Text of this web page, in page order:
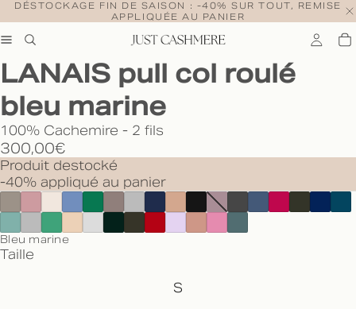
DÉSTOCKAGE FIN DE SAISON : -40% SUR TOUT, REMISE
APPLIQUÉE AU PANIER
LANAIS pull col roulé
bleu marine
100% Cachemire - 2 fils
300,00€
Produit destocké
-40% appliqué au panier
Bleu marine
Taille
S